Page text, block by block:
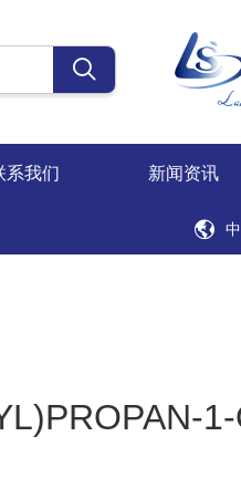
系我们 新闻资讯